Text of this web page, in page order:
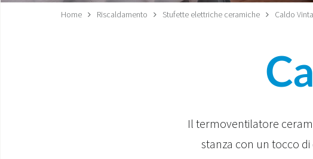
Home Riscaldamento Stufette elettriche ceramiche Caldo
Il termoventilatore
stanza con un tocco